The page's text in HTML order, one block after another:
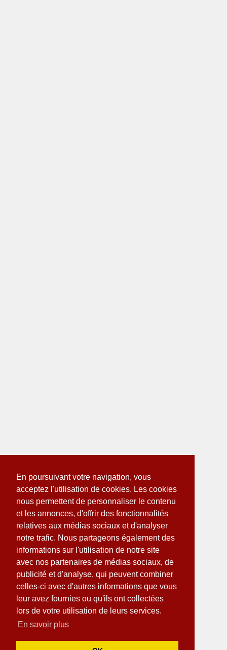
En poursuivant votre navigation, vous
acceptez l'utilisation de cookies. Les cookies
nous permettent de personnaliser le contenu
et les annonces, d'offrir des fonctionnalités
relatives aux médias sociaux et d'analyser
notre trafic. Nous partageons également des
informations sur l'utilisation de notre site
avec nos partenaires de médias sociaux, de
publicité et d'analyse, qui peuvent combiner
celles-ci avec d'autres informations que vous
leur avez fournies ou qu'ils ont collectées
lors de votre utilisation de leurs services.
En savoir plus